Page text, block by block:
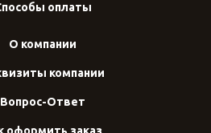
оплаты
О компании
компании
Вопрос-Ответ